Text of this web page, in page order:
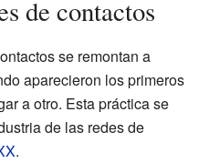
de contactos
se remontan a
aparecieron los primeros
a otro. Esta práctica se
de las redes de
.